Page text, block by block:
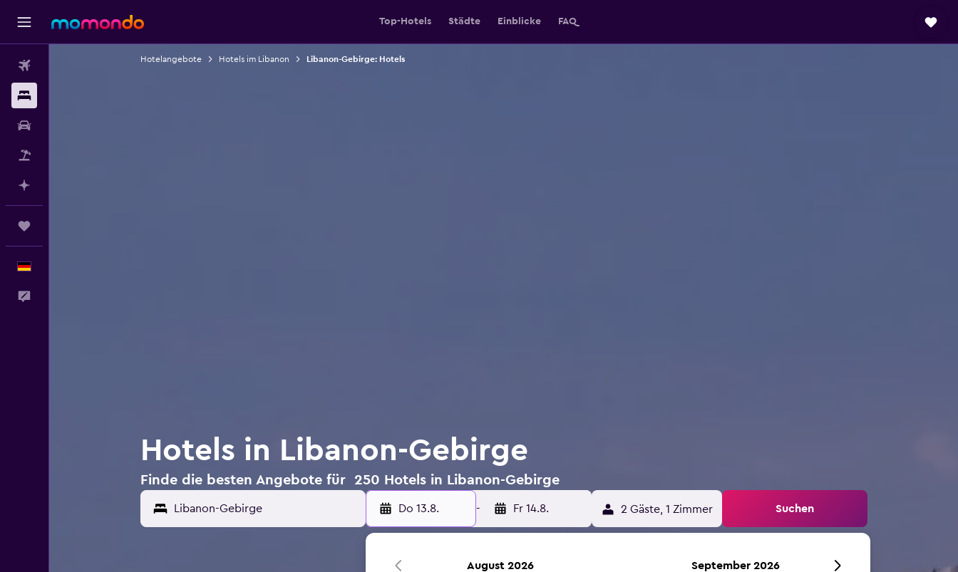
Top-Hotels Städte Einblicke FAQ
Hotelangebote Hotels im Libanon Libanon-Gebirge: Hotels
Hotels in Libanon-Gebirge
Finde die besten Angebote für 250 Hotels in Libanon-Gebirge
Do 13.8. - Fr 14.8. 2 Gäste, 1 Zimmer Suchen
August 2026 September 2026